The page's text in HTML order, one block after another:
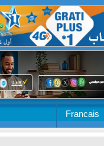
Francais